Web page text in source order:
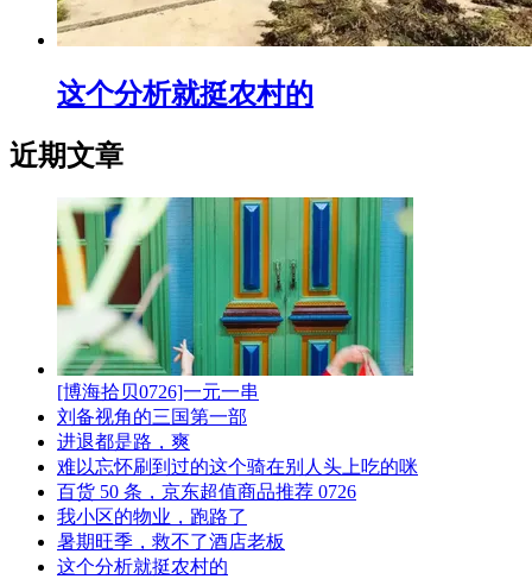
这个分析就挺农村的
近期文章
[博海拾贝0726]一元一串
刘备视角的三国第一部
进退都是路，爽
难以忘怀刷到过的这个骑在别人头上吃的咪
百货 50 条，京东超值商品推荐 0726
我小区的物业，跑路了
暑期旺季，救不了酒店老板
这个分析就挺农村的